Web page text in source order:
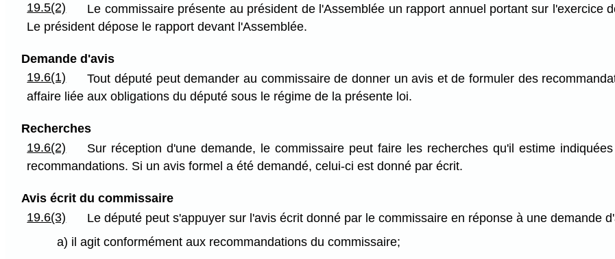
19.5(2)
Le commissaire présente au président de l'Assemblée un rapport annuel portant sur l'exercice
Le président dépose le rapport devant l'Assemblée.
Demande d'avis
19.6(1)
Tout député peut demander au commissaire de donner un avis et de formuler des
affaire liée aux obligations du député sous le régime de la présente loi.
Recherches
19.6(2)
Sur réception d'une demande, le commissaire peut faire les recherches qu'il estime
recommandations. Si un avis formel a été demandé, celui-ci est donné par écrit.
Avis écrit du commissaire
19.6(3)
Le député peut s'appuyer sur l'avis écrit donné par le commissaire en réponse à une demande
a) il agit conformément aux recommandations du commissaire;